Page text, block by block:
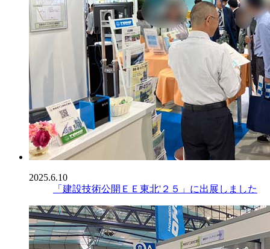
2025.6.10
「建設技術公開ＥＥ東北'２５」に出展しました